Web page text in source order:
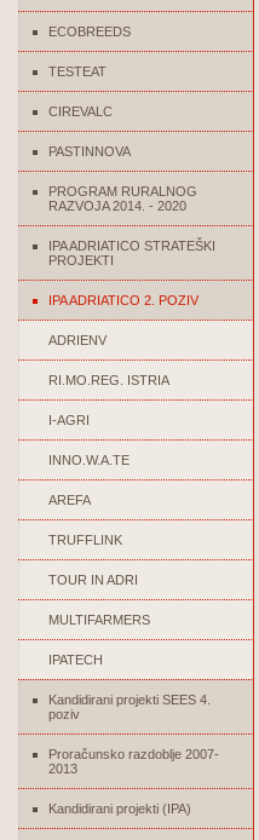
ECOBREEDS
TESTEAT
CIREVALC
PASTINNOVA
PROGRAM RURALNOG
RAZVOJA 2014. - 2020
IPA ADRIATICO STRATEŠKI
PROJEKTI
IPA ADRIATICO 2. POZIV
ADRIENV
RI.MO.REG. ISTRIA
I-AGRI
INNO.W.A.TE
AREFA
TRUFFLINK
TOUR IN ADRI
MULTIFARMERS
IPATECH
Kandidirani projekti SEES 4.
poziv
Proračunsko razdoblje 2007-
2013
Kandidirani projekti (IPA)